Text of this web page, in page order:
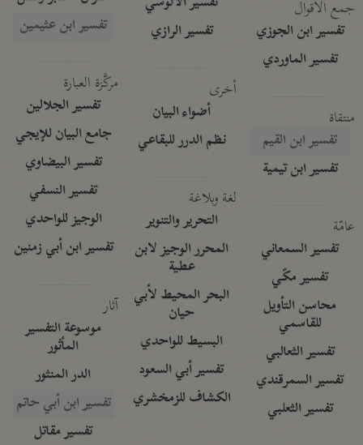
جمع الأقوال
تفسير ابن الجوزي
تفسير الماوردي
منتقاة
تفسير ابن القيم
تفسير ابن تيمية
عامّة
تفسير السمعاني
تفسير مكّي
محاسن التأويل
للقاسمي
تفسير الثعالبي
تفسير السمرقندي
تفسير الثعلبي
تفسير الرازي
أخرى
أضواء البيان
نظم الدرر للبقاعي
لغة وبلاغة
التحرير والتنوير
المحرر الوجيز لابن
عطية
البحر المحيط لأبي
حيان
البسيط للواحدي
تفسير أبي السعود
الكشاف للزمخشري
تفسير ابن عثيمين
مركَّزة العبارة
تفسير الجلالين
جامع البيان للإيجي
تفسير البيضاوي
تفسير النسفي
الوجيز للواحدي
تفسير ابن أبي زمنين
آثار
موسوعة التفسير
المأثور
الدر المنثور
تفسير ابن أبي حاتم
تفسير مقاتل